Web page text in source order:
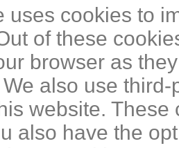
uses cookies to
of these
browser as
also use
website.
also have the